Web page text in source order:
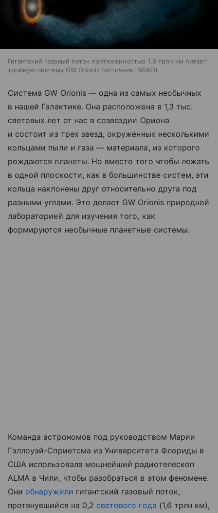
Гигантский газовый поток протяженностью 1,6 трлн км питает
тройную систему GW Orionis
источник: NRAO
Система GW Orionis — одна из самых необычных
в нашей Галактике. Она расположена в 1,3 тыс.
световых лет от нас в созвездии Ориона
и состоит из трех звезд, окруженных несколькими
кольцами пыли и газа — материала, из которого
рождаются планеты. Но вместо того чтобы лежать
в одной плоскости, как в большинстве систем, эти
кольца наклонены друг относительно друга под
разными углами. Это делает GW Orionis природной
лабораторией для изучения того, как
формируются необычные планетные системы.
Команда астрономов под руководством Марии
Гэллоуэй-Сприетсма из Университета Флориды в
США использовала мощнейший радиотелескоп
ALMA в Чили, чтобы разобраться в этом феномене.
Они обнаружили гигантский газовый поток,
протянувшийся на 0,2 светового года (1,6 трлн км),